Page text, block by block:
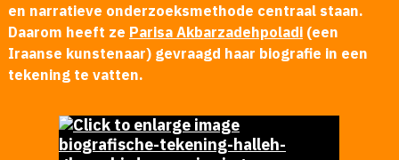
en narratieve onderzoeksmethode centraal staan.
Daarom heeft ze Parisa Akbarzadehpoladi (een
Iraanse kunstenaar) gevraagd haar biografie in een
tekening te vatten.